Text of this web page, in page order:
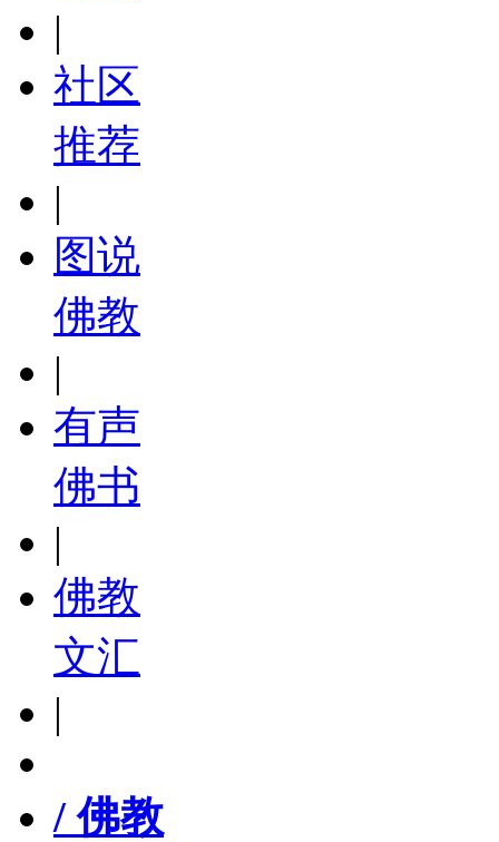
|
社区
推荐
|
图说
佛教
|
有声
佛书
|
佛教
文汇
|
/ 佛教